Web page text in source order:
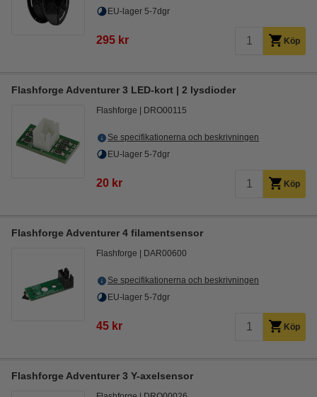
EU-lager 5-7dgr
295 kr Köp
Flashforge Adventurer 3 LED-kort | 2 lysdioder
Flashforge DRO00115
Se specifikationerna och beskrivningen
EU-lager 5-7dgr
20 kr Köp
Flashforge Adventurer 4 filamentsensor
Flashforge DAR00600
Se specifikationerna och beskrivningen
EU-lager 5-7dgr
45 kr Köp
Flashforge Adventurer 3 Y-axelsensor